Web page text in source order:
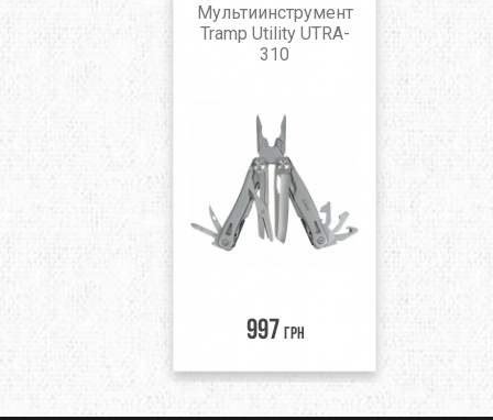
Мультиинструмент
Tramp Utility UTRA-
310
997 грн